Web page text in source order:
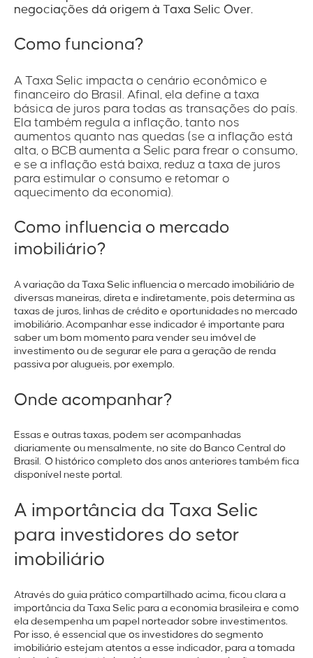
negociações dá origem à Taxa Selic Over.
Como funciona?
A Taxa Selic impacta o cenário econômico e
financeiro do Brasil. Afinal, ela define a taxa
básica de juros para todas as transações do país.
Ela também regula a inflação, tanto nos
aumentos quanto nas quedas (se a inflação está
alta, o BCB aumenta a Selic para frear o consumo,
e se a inflação está baixa, reduz a taxa de juros
para estimular o consumo e retomar o
aquecimento da economia).
Como influencia o mercado
imobiliário?
A variação da Taxa Selic influencia o mercado imobiliário de
diversas maneiras, direta e indiretamente, pois determina as
taxas de juros, linhas de crédito e oportunidades no mercado
imobiliário. Acompanhar esse indicador é importante para
saber um bom momento para vender seu imóvel de
investimento ou de segurar ele para a geração de renda
passiva por alugueis, por exemplo.
Onde acompanhar?
Essas e outras taxas, podem ser acompanhadas
diariamente ou mensalmente, no site do Banco Central do
Brasil. O histórico completo dos anos anteriores também fica
disponível neste portal.
A importância da Taxa Selic
para investidores do setor
imobiliário
Através do guia prático compartilhado acima, ficou clara a
importância da Taxa Selic para a economia brasileira e como
ela desempenha um papel norteador sobre investimentos.
Por isso, é essencial que os investidores do segmento
imobiliário estejam atentos a esse indicador, para a tomada